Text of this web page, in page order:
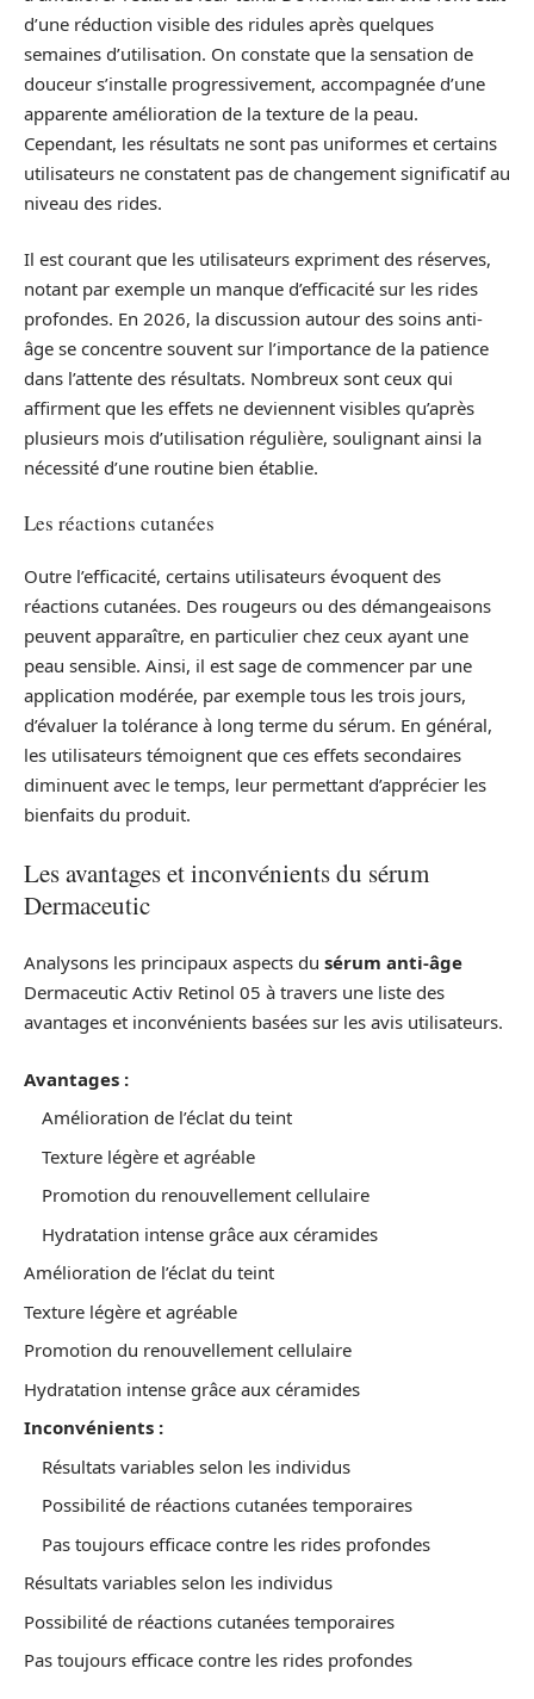
d’une réduction visible des ridules après quelques
semaines d’utilisation. On constate que la sensation de
douceur s’installe progressivement, accompagnée d’une
apparente amélioration de la texture de la peau.
Cependant, les résultats ne sont pas uniformes et certains
utilisateurs ne constatent pas de changement significatif au
niveau des rides.
Il est courant que les utilisateurs expriment des réserves,
notant par exemple un manque d’efficacité sur les rides
profondes. En 2026, la discussion autour des soins anti-
âge se concentre souvent sur l’importance de la patience
dans l’attente des résultats. Nombreux sont ceux qui
affirment que les effets ne deviennent visibles qu’après
plusieurs mois d’utilisation régulière, soulignant ainsi la
nécessité d’une routine bien établie.
Les réactions cutanées
Outre l’efficacité, certains utilisateurs évoquent des
réactions cutanées. Des rougeurs ou des démangeaisons
peuvent apparaître, en particulier chez ceux ayant une
peau sensible. Ainsi, il est sage de commencer par une
application modérée, par exemple tous les trois jours,
d’évaluer la tolérance à long terme du sérum. En général,
les utilisateurs témoignent que ces effets secondaires
diminuent avec le temps, leur permettant d’apprécier les
bienfaits du produit.
Les avantages et inconvénients du sérum
Dermaceutic
Analysons les principaux aspects du sérum anti-âge
Dermaceutic Activ Retinol 05 à travers une liste des
avantages et inconvénients basées sur les avis utilisateurs.
Avantages :
Amélioration de l’éclat du teint
Texture légère et agréable
Promotion du renouvellement cellulaire
Hydratation intense grâce aux céramides
Amélioration de l’éclat du teint
Texture légère et agréable
Promotion du renouvellement cellulaire
Hydratation intense grâce aux céramides
Inconvénients :
Résultats variables selon les individus
Possibilité de réactions cutanées temporaires
Pas toujours efficace contre les rides profondes
Résultats variables selon les individus
Possibilité de réactions cutanées temporaires
Pas toujours efficace contre les rides profondes